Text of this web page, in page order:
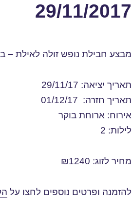
29/11/2017
מבצע חבילת נופש זולה לאילת –
תאריך יציאה: 29/11/17
תאריך חזרה: 01/12/17
אירוח: ארוחת בוקר
לילות: 2
מחיר לזוג: ₪1240
להזמנה ופרטים נוספים לחצו על